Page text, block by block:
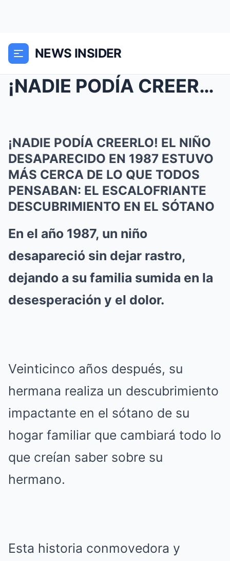
NEWS INSIDER
¡NADIE PODÍA CREERLO! EL NIÑO DESAPARECIDO EN 1987...
¡NADIE PODÍA CREERLO! EL NIÑO
DESAPARECIDO EN 1987 ESTUVO
MÁS CERCA DE LO QUE TODOS
PENSABAN: EL ESCALOFRIANTE
DESCUBRIMIENTO EN EL SÓTANO
En el año 1987, un niño
desapareció sin dejar rastro,
dejando a su familia sumida en la
desesperación y el dolor.
Veinticinco años después, su
hermana realiza un descubrimiento
impactante en el sótano de su
hogar familiar que cambiará todo lo
que creían saber sobre su
hermano.
Esta historia conmovedora y